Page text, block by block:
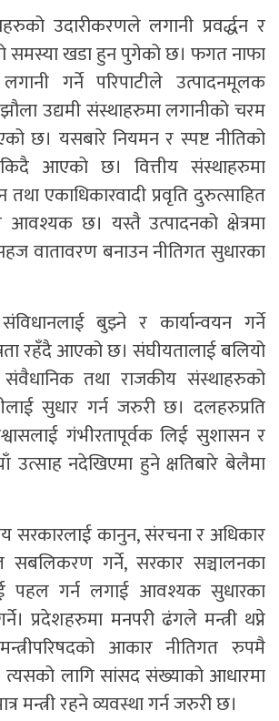
उदारीकरणले लगानी प्रवर्द्धन र
समस्या खडा हुन पुगेको छ। फगत नाफा
गर्ने परिपाटीले उत्पादनमूलक
उद्यमी संस्थाहरुमा लगानीको चरम
छ। यसबारे नियमन र स्पष्ट नीतिको
आएको छ। वित्तीय संस्थाहरुमा
एकाधिकारवादी प्रवृति दुरुत्साहित
आवश्यक छ। यस्तै उत्पादनको क्षेत्रमा
वातावरण बनाउन नीतिगत सुधारका
बुझ्ने र कार्यान्वयन गर्ने
रहँदै आएको छ। संघीयतालाई बलियो
तथा राजकीय संस्थाहरुको
सुधार गर्न जरुरी छ। दलहरुप्रति
गंभीरतापूर्वक लिई सुशासन र
उत्साह नदेखिएमा हुने क्षतिबारे बेलैमा
सरकारलाई कानुन, संरचना र अधिकार
सबलिकरण गर्ने, सरकार सञ्चालनका
पहल गर्न लगाई आवश्यक सुधारका
प्रदेशहरुमा मनपरी ढंगले मन्त्री थप्ने
आकार नीतिगत रुपमै
लागि सांसद संख्याको आधारमा
मन्त्री रहने व्यवस्था गर्न जरुरी छ।